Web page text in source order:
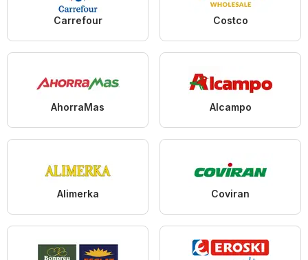
Carrefour Costco
AhorraMas Alcampo
Alimerka Coviran